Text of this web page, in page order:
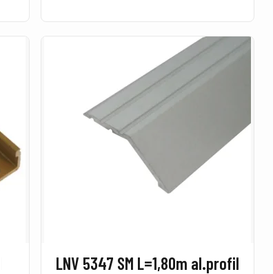
LNV 5347 SM L=1,80m al.profil